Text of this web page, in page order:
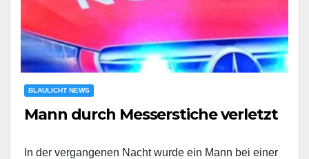
BLAULICHT NEWS
Mann durch Messerstiche verletzt
In der vergangenen Nacht wurde ein Mann bei einer